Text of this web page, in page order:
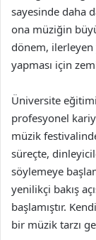
sayesinde daha
ona müziğin
dönem, ilerleyen
yapması için
Üniversite
profesyonel
müzik
süreçte,
söylemeye
yenilikçi bakış
başlamıştır.
bir müzik tarzı